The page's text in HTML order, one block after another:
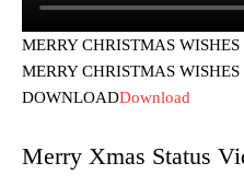
MERRY CHRISTMAS
MERRY CHRISTMAS
DOWNLOADDownload
Merry Xmas Status